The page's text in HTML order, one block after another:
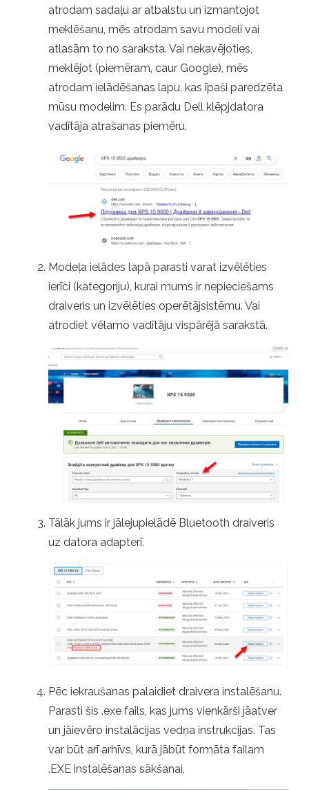
atrodam sadaļu ar atbalstu un izmantojot
meklēšanu, mēs atrodam savu modeli vai
atlasām to no saraksta. Vai nekavējoties,
meklējot (piemēram, caur Google), mēs
atrodam ielādēšanas lapu, kas īpaši paredzēta
mūsu modelim. Es parādu Dell klēpjdatora
vadītāja atrašanas piemēru.
Modeļa ielādes lapā parasti varat izvēlēties
ierīci (kategoriju), kurai mums ir nepieciešams
draiveris un izvēlēties operētājsistēmu. Vai
atrodiet vēlamo vadītāju vispārējā sarakstā.
Tālāk jums ir jālejupielādē Bluetooth draiveris
uz datora adapterī.
Pēc iekraušanas palaidiet draivera instalēšanu.
Parasti šis .exe fails, kas jums vienkārši jāatver
un jāievēro instalācijas vedņa instrukcijas. Tas
var būt arī arhīvs, kurā jābūt formāta failam
.EXE instalēšanas sākšanai.